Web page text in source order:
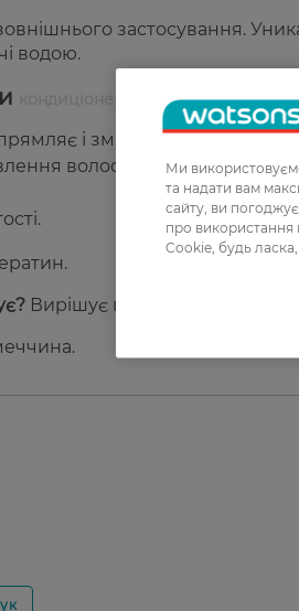
застосування.
водою.
кондиціонеру випрямляючого
і зміцнює волосся;
волосся;
Вирiшує проблему
Ми
та надати вам
сайту, ви
про використання
Cookie, будь ласка,